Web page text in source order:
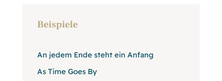
Beispiele
An jedem Ende steht ein Anfang
As Time Goes By